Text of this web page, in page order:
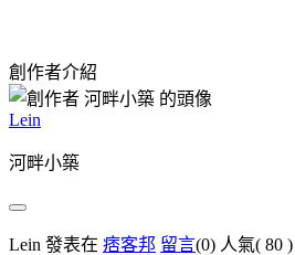
創作者介紹
Lein
河畔小築
Lein 發表在 痞客邦 留言(0) 人氣( 80 )